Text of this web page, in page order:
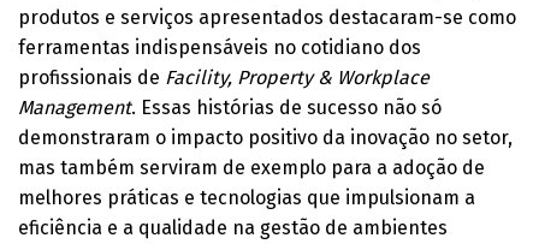
produtos e serviços apresentados destacaram-se como
ferramentas indispensáveis no cotidiano dos
profissionais de Facility, Property & Workplace
Management. Essas histórias de sucesso não só
demonstraram o impacto positivo da inovação no setor,
mas também serviram de exemplo para a adoção de
melhores práticas e tecnologias que impulsionam a
eficiência e a qualidade na gestão de ambientes